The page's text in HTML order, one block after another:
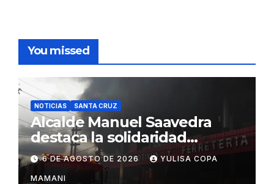
You missed
NOTICIAS SANTA CRUZ
Alcalde Manuel Saavedra
destaca la solidaridad
durante la emergencia en
Barrio Lindo
6 DE AGOSTO DE 2026 YULISA COPA
MAMANI